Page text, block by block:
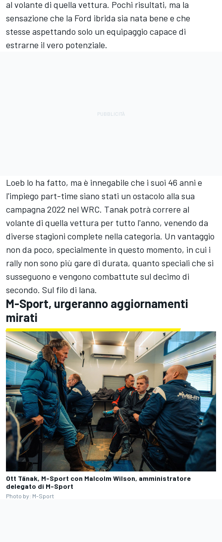
al volante di quella vettura. Pochi risultati, ma la
sensazione che la Ford ibrida sia nata bene e che
stesse aspettando solo un equipaggio capace di
estrarne il vero potenziale.
Loeb lo ha fatto, ma è innegabile che i suoi 46 anni e
l'impiego part-time siano stati un ostacolo alla sua
campagna 2022 nel WRC. Tanak potrà correre al
volante di quella vettura per tutto l'anno, venendo da
diverse stagioni complete nella categoria. Un vantaggio
non da poco, specialmente in questo momento, in cui i
rally non sono più gare di durata, quanto speciali che si
susseguono e vengono combattute sul decimo di
secondo. Sul filo di lana.
M-Sport, urgeranno aggiornamenti
mirati
Ott Tänak, M-Sport con Malcolm Wilson, amministratore
delegato di M-Sport
Photo by: M-Sport